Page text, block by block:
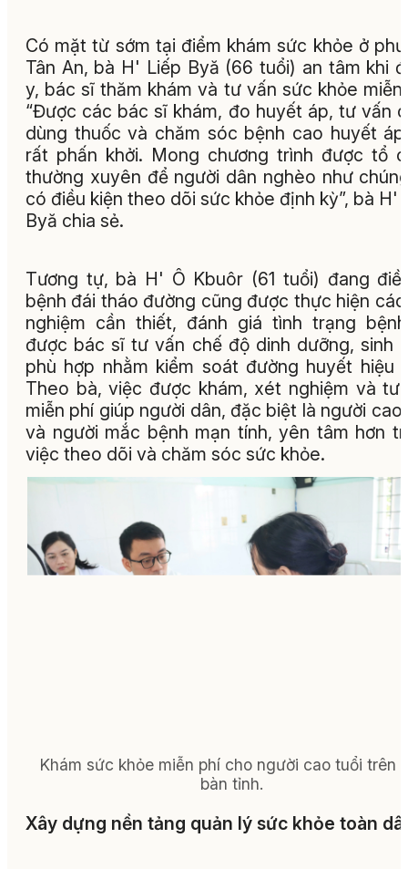
Có mặt từ sớm tại điểm khám sức khỏe ở
Tân An, bà H' Liếp Byă (66 tuổi) an tâm khi
y, bác sĩ thăm khám và tư vấn sức khỏe miễn
“Được các bác sĩ khám, đo huyết áp, tư vấn
dùng thuốc và chăm sóc bệnh cao huyết
rất phấn khởi. Mong chương trình được tổ
thường xuyên để người dân nghèo như
có điều kiện theo dõi sức khỏe định kỳ”, bà H'
Byă chia sẻ.
Tương tự, bà H' Ô Kbuôr (61 tuổi) đang
bệnh đái tháo đường cũng được thực hiện
nghiệm cần thiết, đánh giá tình trạng
được bác sĩ tư vấn chế độ dinh dưỡng, sinh
phù hợp nhằm kiểm soát đường huyết hiệu
Theo bà, việc được khám, xét nghiệm và tư
miễn phí giúp người dân, đặc biệt là người cao
và người mắc bệnh mạn tính, yên tâm hơn
việc theo dõi và chăm sóc sức khỏe.
Khám sức khỏe miễn phí cho người cao tuổi trên
bàn tỉnh.
Xây dựng nền tảng quản lý sức khỏe toàn